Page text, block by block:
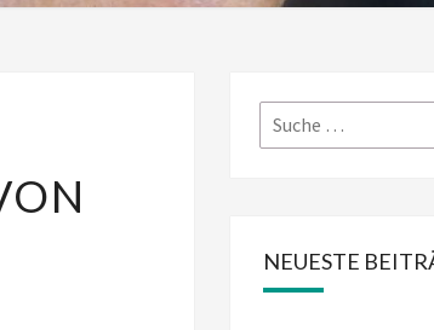
Suche
nach:
NEUESTE